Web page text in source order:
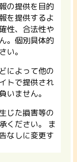
の提供を目的
を提供するよ
性、合法性や
。個別具体的
い。
によって他の
トで提供され
いません。
じた損害等の
ください。 ま
なしに変更す